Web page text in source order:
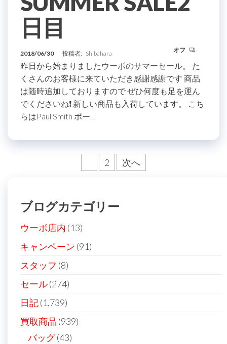
日目
2018/06/30 投稿者: Shibahara オフ
昨日から始まりましたウーボのサマーセール。 た
くさんのお客様に来ていただき感謝感謝です 商品
は随時追加しておりますので ぜひ何度も足を運ん
でくださいね❗️ 新しい商品も入荷しています。 こち
らはPaul Smith ポー…
ー
ジ
送
り
2 次へ
ブログカテゴリー
ウーボ店内 (13)
キャンペーン (91)
スタッフ (8)
セール(274)
日記(1,739)
買取商品 (939)
バッグ(43)